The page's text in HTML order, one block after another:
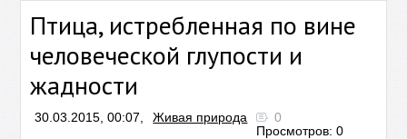
Птица, истребленная по вине
человеческой глупости и
жадности
30.03.2015, 00:07, Живая природа
0
Просмотров: 0